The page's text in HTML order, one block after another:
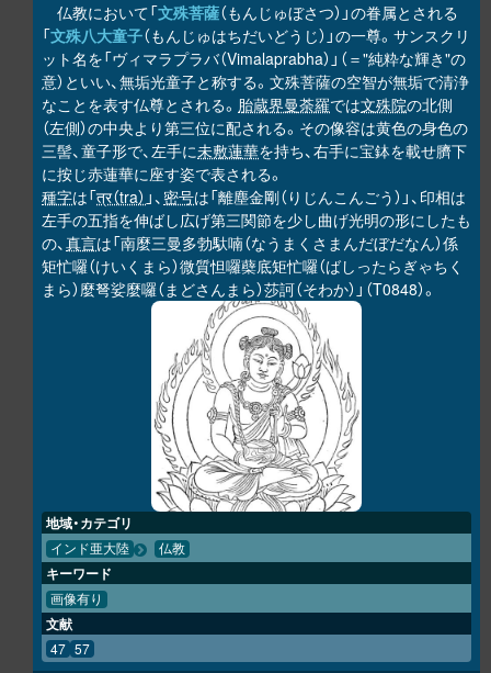
仏教において「文殊菩薩（もんじゅぼさつ）」の眷属とされる
「文殊八大童子（もんじゅはちだいどうじ）」の一尊。サンスクリ
ット名を「ヴィマラプラバ（Vimalaprabha）」（＝"純粋な輝き"の
意）といい、無垢光童子と称する。文殊菩薩の空智が無垢で清浄
なことを表す仏尊とされる。 胎蔵界曼荼羅では文殊院の北側
（左側）の中央より第三位に配される。その像容は黄色の身色の
三髻、童子形で、左手に未敷蓮華を持ち、右手に宝鉢を載せ臍下
に按じ赤蓮華に座す姿で表される。
種字は「त्र（tra） 」、 密号は「離塵金剛（りじんこんごう）」、印相は
左手の五指を伸ばし広げ第三関節を少し曲げ光明の形にしたも
の、真言は「南麼三曼多勃馱喃（なうまくさまんだぼだなん）係
矩忙囉（けいくまら）微質怛囉蘗底矩忙囉（ばしったらぎゃちく
まら）麼弩娑麼囉（まどさんまら）莎訶（そわか）」（T0848）。
地域・カテゴリ
インド亜大陸 仏教
キーワード
画像有り
文献
47 57